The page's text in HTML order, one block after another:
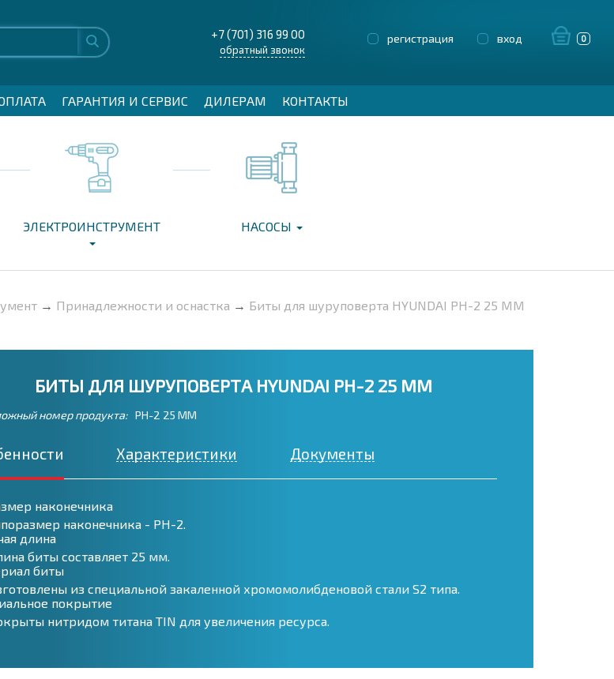
+7 (701) 316 99 00
обратный звонок
регистрация вход 0
ГАРАНТИЯ И СЕРВИС ДИЛЕРАМ КОНТАКТЫ
ЭЛЕКТРОИНСТРУМЕНТ НАСОСЫ
→ Принадлежности и оснастка → Биты для шуруповерта HYUNDAI PH-2 25 ММ
БИТЫ ДЛЯ ШУРУПОВЕРТА HYUNDAI PH-2 25 ММ
номер продукта: PH-2 25 ММ
Характеристики Документы
наконечника
наконечника - PH-2.
длина
биты составляет 25 мм.
биты
из специальной закаленной хромомолибденовой стали S2 типа.
покрытие
нитридом титана TIN для увеличения ресурса.